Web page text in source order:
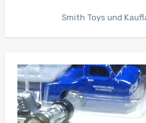
Smith Toys und